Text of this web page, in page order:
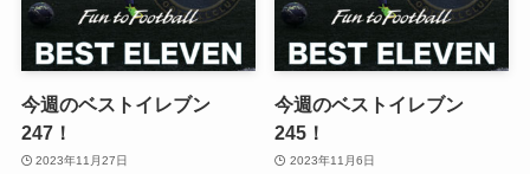
今週のベストイレブン
247！
2023年11月27日
今週のベストイレブン
245！
2023年11月6日